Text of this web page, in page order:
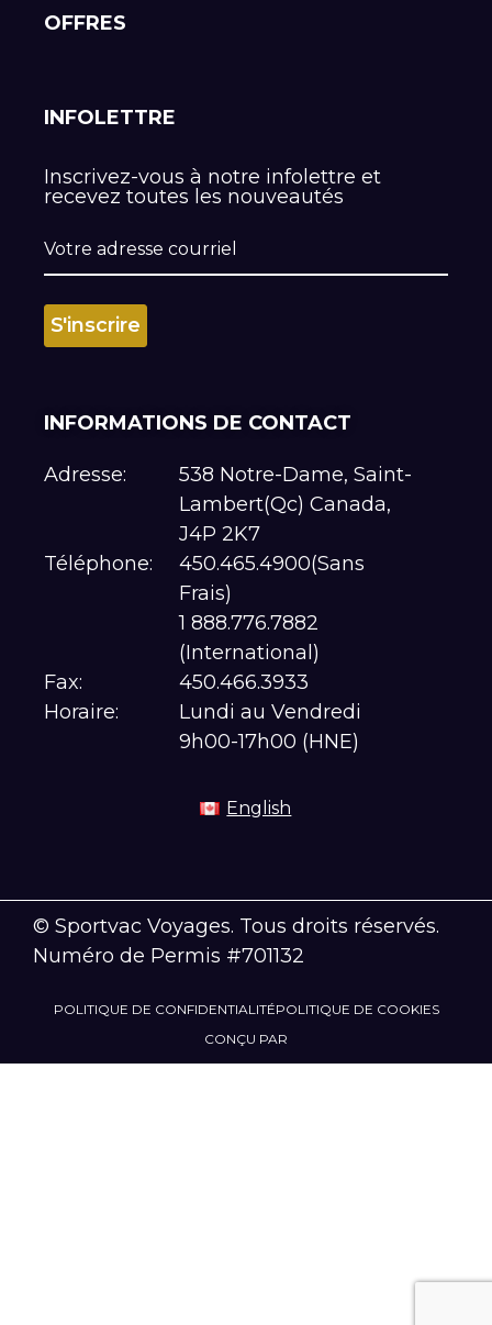
OFFRES
INFOLETTRE
Inscrivez-vous à notre infolettre et
recevez toutes les nouveautés
INFORMATIONS DE CONTACT
Adresse:
538 Notre-Dame, Saint-
Lambert(Qc) Canada,
J4P 2K7
Téléphone:
450.465.4900(Sans
Frais)
1 888.776.7882
(International)
Fax:
450.466.3933
Horaire:
Lundi au Vendredi
9h00-17h00 (HNE)
English
© Sportvac Voyages. Tous droits réservés.
Numéro de Permis #701132
POLITIQUE DE CONFIDENTIALITÉPOLITIQUE DE COOKIES
CONÇU PAR